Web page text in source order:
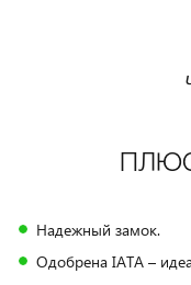
Надежный замок.
Одобрена IATA –